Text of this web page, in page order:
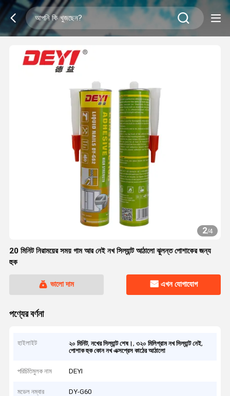
2/4
20 মিনিট নিরাময়ের সময় গাম আর নেই নখ সিল্যান্ট আঠালো ঝুলন্ত পোশাকের জন্য
হুক
ভালো দাম এখন যোগাযোগ
পণ্যের বর্ণনা
হাইলাইট ২০ মিনিট,নখের সিল্যান্ট শেষ।,৩২০ মিলিগ্রাম নখ সিল্যান্ট নেই,
পোশাক হুক কোন নখ এক্সপ্রেস কাঠের আঠালো
পরিচিতিমুলক নাম DEYI
মডেল নম্বার DY-G60